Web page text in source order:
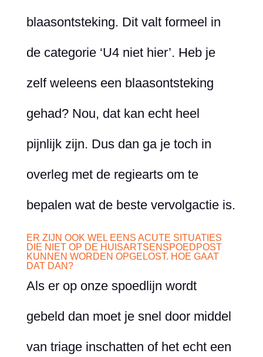
blaasontsteking. Dit valt formeel in
de categorie ‘U4 niet hier’. Heb je
zelf weleens een blaasontsteking
gehad? Nou, dat kan echt heel
pijnlijk zijn. Dus dan ga je toch in
overleg met de regiearts om te
bepalen wat de beste vervolgactie is.
ER ZIJN OOK WEL EENS ACUTE SITUATIES
DIE NIET OP DE HUISARTSENSPOEDPOST
KUNNEN WORDEN OPGELOST. HOE GAAT
DAT DAN?
Als er op onze spoedlijn wordt
gebeld dan moet je snel door middel
van triage inschatten of het echt een